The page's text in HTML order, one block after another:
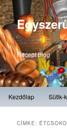
Recept Blog
Tovább
az
Tovább
Kezdőlap Sütik-
CÍMKE: